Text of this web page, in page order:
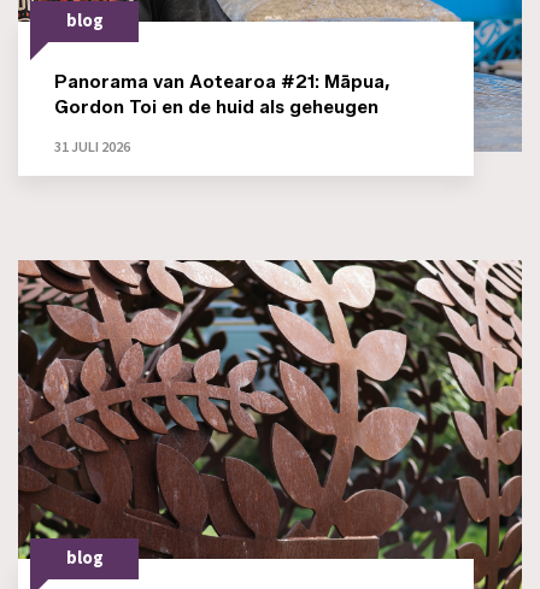
blog
Panorama van Aotearoa #21: Māpua,
Gordon Toi en de huid als geheugen
31 JULI 2026
blog